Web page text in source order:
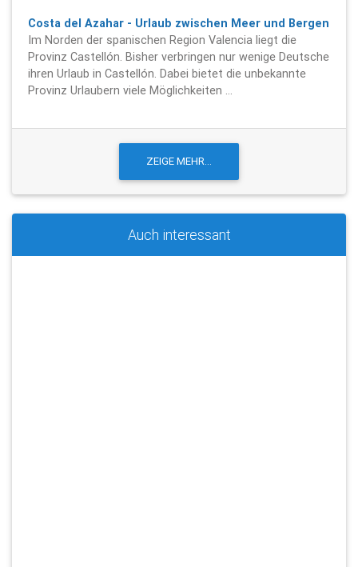
Costa del Azahar - Urlaub zwischen Meer und Bergen
Im Norden der spanischen Region Valencia liegt die
Provinz Castellón. Bisher verbringen nur wenige Deutsche
ihren Urlaub in Castellón. Dabei bietet die unbekannte
Provinz Urlaubern viele Möglichkeiten ...
Auch interessant